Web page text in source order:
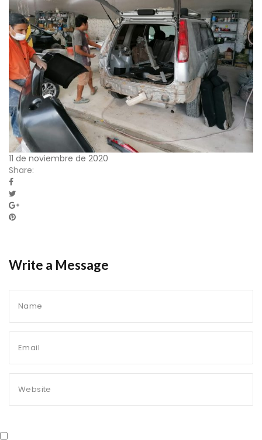
11 de noviembre de 2020
Share:
Write a Message